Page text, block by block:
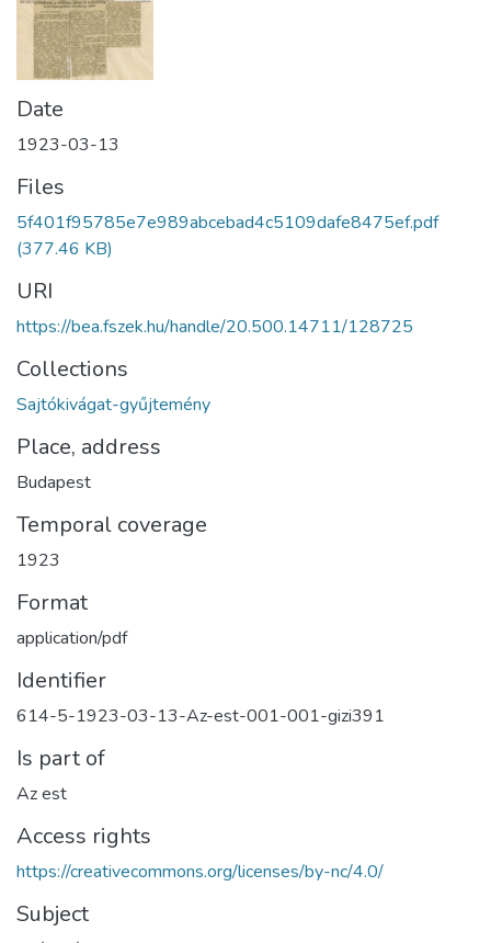
Date
1923-03-13
Files
5f401f95785e7e989abcebad4c5109dafe8475ef.pdf
(377.46 KB)
URI
https://bea.fszek.hu/handle/20.500.14711/128725
Collections
Sajtókivágat-gyűjtemény
Place, address
Budapest
Temporal coverage
1923
Format
application/pdf
Identifier
614-5-1923-03-13-Az-est-001-001-gizi391
Is part of
Az est
Access rights
https://creativecommons.org/licenses/by-nc/4.0/
Subject